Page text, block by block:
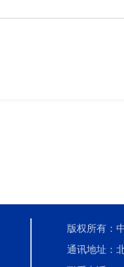
版权所有：
通讯地址：